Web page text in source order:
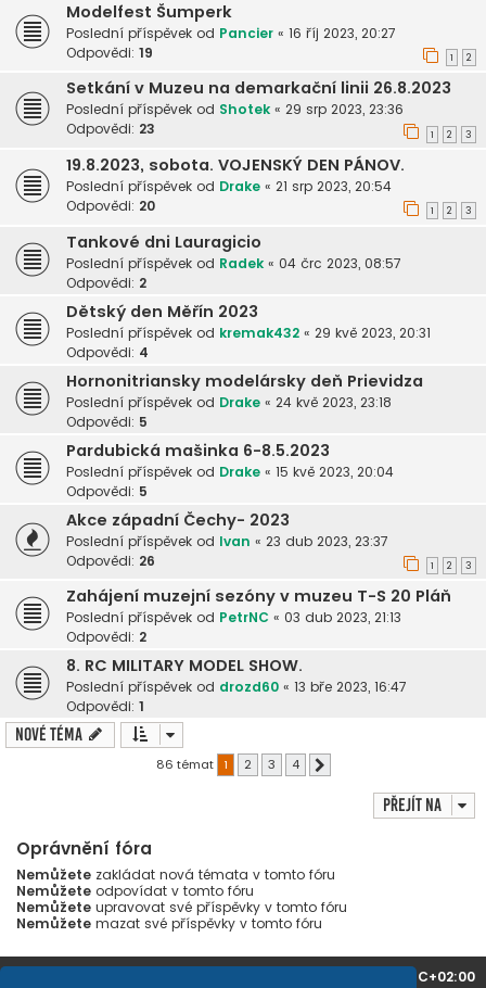
Modelfest Šumperk
Poslední příspěvek od Pancier « 16 říj 2023, 20:27
Odpovědi: 19 1 2
Setkání v Muzeu na demarkační linii 26.8.2023
Poslední příspěvek od Shotek « 29 srp 2023, 23:36
Odpovědi: 23 1 2 3
19.8.2023, sobota. VOJENSKÝ DEN PÁNOV.
Poslední příspěvek od Drake « 21 srp 2023, 20:54
Odpovědi: 20 1 2 3
Tankové dni Lauragicio
Poslední příspěvek od Radek « 04 črc 2023, 08:57
Odpovědi: 2
Dětský den Měřín 2023
Poslední příspěvek od kremak432 « 29 kvě 2023, 20:31
Odpovědi: 4
Hornonitriansky modelársky deň Prievidza
Poslední příspěvek od Drake « 24 kvě 2023, 23:18
Odpovědi: 5
Pardubická mašinka 6-8.5.2023
Poslední příspěvek od Drake « 15 kvě 2023, 20:04
Odpovědi: 5
Akce západní Čechy- 2023
Poslední příspěvek od Ivan « 23 dub 2023, 23:37
Odpovědi: 26 1 2 3
Zahájení muzejní sezóny v muzeu T-S 20 Pláň
Poslední příspěvek od PetrNC « 03 dub 2023, 21:13
Odpovědi: 2
8. RC MILITARY MODEL SHOW.
Poslední příspěvek od drozd60 « 13 bře 2023, 16:47
Odpovědi: 1
Nové téma
86 témat 1 2 3 4
Přejít na
Oprávnění fóra
Nemůžete zakládat nová témata v tomto fóru
Nemůžete odpovídat v tomto fóru
Nemůžete upravovat své příspěvky v tomto fóru
Nemůžete mazat své příspěvky v tomto fóru
UTC+02:00